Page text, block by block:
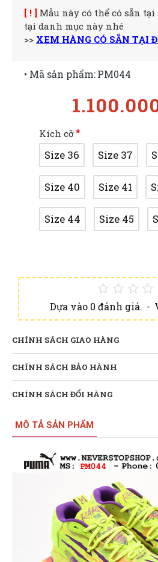
[ ! ] Mẫu này có thể có sẵn tại
tại danh mục này nhé
>> XEM HÀNG CÓ SẴN TẠI
Dựa vào 0 đánh giá. -
• Mã sản phẩm:PM044
Kích cỡ
Size 36 Size 37
Size 40 Size 41
Size 44 Size 45
CHÍNH SÁCH GIAO HÀNG
CHÍNH SÁCH BẢO HÀNH
CHÍNH SÁCH ĐỔI HÀNG
MÔ TẢ SẢN PHẨM